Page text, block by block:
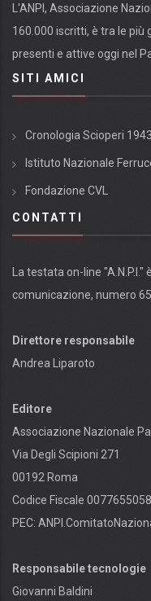
L'ANPI, Associazione
160.000 iscritti, è tra le
presenti e attive oggi nel
SITI AMICI
Cronologia Scioperi
Istituto Nazionale
Fondazione CVL
CONTATTI
La testata on-line
comunicazione, numero
Direttore responsabile
Andrea Liparoto
Editore
Associazione Nazionale
Via Degli Scipioni 271
00192 Roma
Codice Fiscale
PEC:
Responsabile tecnologie
Giovanni Baldini